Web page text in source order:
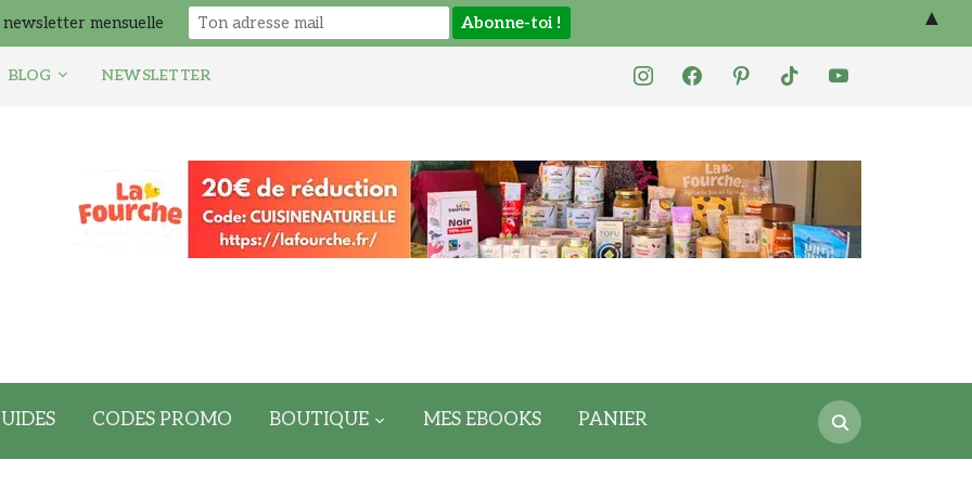
instagramfacebookpinteresttiktok youtube
BLOG NEWSLETTER
Search
for:
CODES PROMO BOUTIQUE MES EBOOKS PANIER
newsletter mensuelle ▲